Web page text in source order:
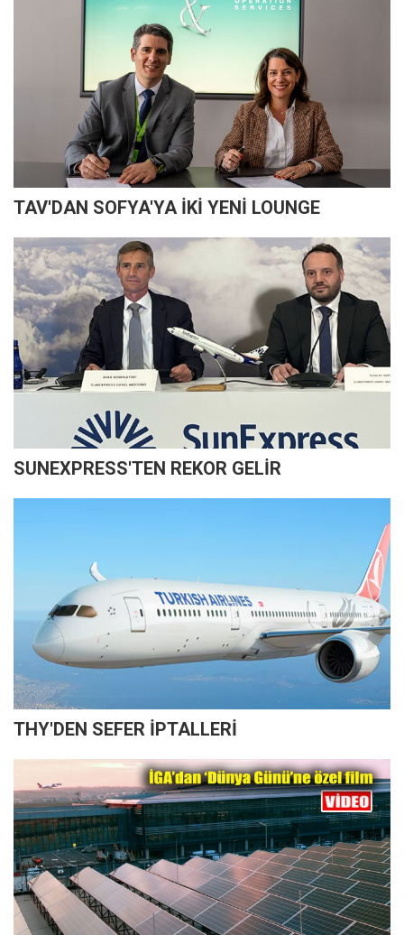
TAV'DAN SOFYA'YA İKİ YENİ LOUNGE
SUNEXPRESS'TEN REKOR GELİR
THY'DEN SEFER İPTALLERİ